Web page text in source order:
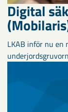
Digital
LKAB inför nu en